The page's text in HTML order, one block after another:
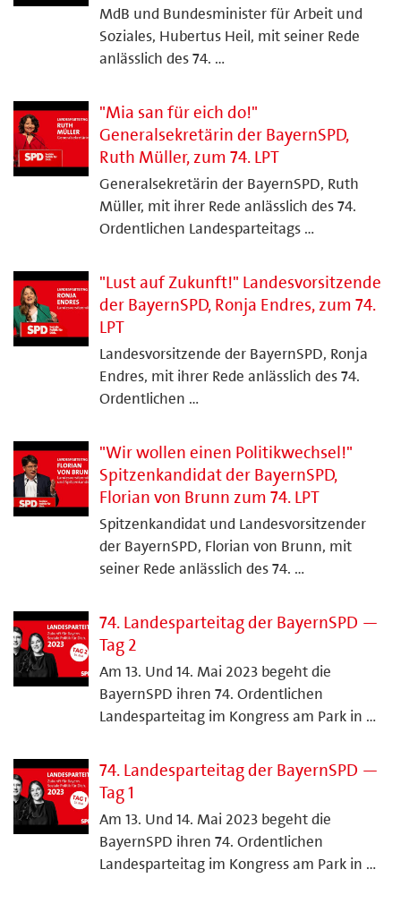
MdB und Bundesminister für Arbeit und
Soziales, Hubertus Heil, mit seiner Rede
anlässlich des 74. …
"Mia san für eich do!"
Generalsekretärin der BayernSPD,
Ruth Müller, zum 74. LPT
Generalsekretärin der BayernSPD, Ruth
Müller, mit ihrer Rede anlässlich des 74.
Ordentlichen Landesparteitags …
"Lust auf Zukunft!" Landesvorsitzende
der BayernSPD, Ronja Endres, zum 74.
LPT
Landesvorsitzende der BayernSPD, Ronja
Endres, mit ihrer Rede anlässlich des 74.
Ordentlichen …
"Wir wollen einen Politikwechsel!"
Spitzenkandidat der BayernSPD,
Florian von Brunn zum 74. LPT
Spitzenkandidat und Landesvorsitzender
der BayernSPD, Florian von Brunn, mit
seiner Rede anlässlich des 74. …
74. Landesparteitag der BayernSPD —
Tag 2
Am 13. Und 14. Mai 2023 begeht die
BayernSPD ihren 74. Ordentlichen
Landesparteitag im Kongress am Park in …
74. Landesparteitag der BayernSPD —
Tag 1
Am 13. Und 14. Mai 2023 begeht die
BayernSPD ihren 74. Ordentlichen
Landesparteitag im Kongress am Park in …